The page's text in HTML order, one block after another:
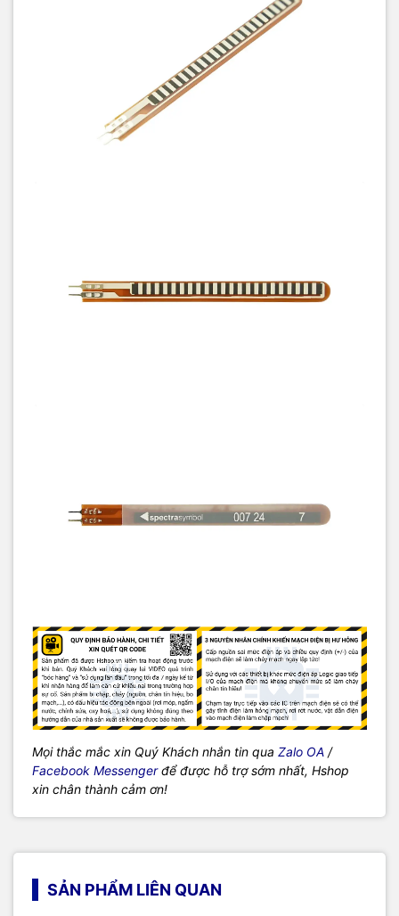
Mọi thắc mắc xin Quý Khách nhắn tin qua Zalo OA /
Facebook Messengerđể được hỗ trợ sớm nhất, Hshop
xin chân thành cảm ơn!
SẢN PHẨM LIÊN QUAN